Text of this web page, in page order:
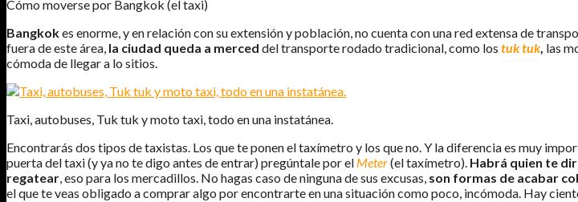
Cómo moverse por Bangkok (el taxi)
Bangkokes enorme, y en relación con su extensión y población, no cuenta con una red extensa de
fuera de este área, la ciudad queda a merced del transporte rodado tradicional, como los tuk tuk, las
cómoda de llegar a lo sitios.
Taxi, autobuses, Tuk tuk y moto taxi, todo en una instatánea.
Encontrarás dos tipos de taxistas. Los que te ponen el taxímetro y los queno. Y la diferencia es muy
puerta del taxi (y ya no te digo antes de entrar) pregúntale por el Meter(el taxímetro). Habrá quien te
regatear, eso para los mercadillos. No hagas caso de ninguna de sus excusas, son formas de acabar
el que te veas obligado a comprar algo por encontrarte en una situación como poco, incómoda. Hay